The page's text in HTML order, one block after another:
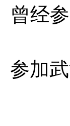
曾经
参加